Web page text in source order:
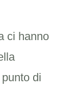
ci hanno
di